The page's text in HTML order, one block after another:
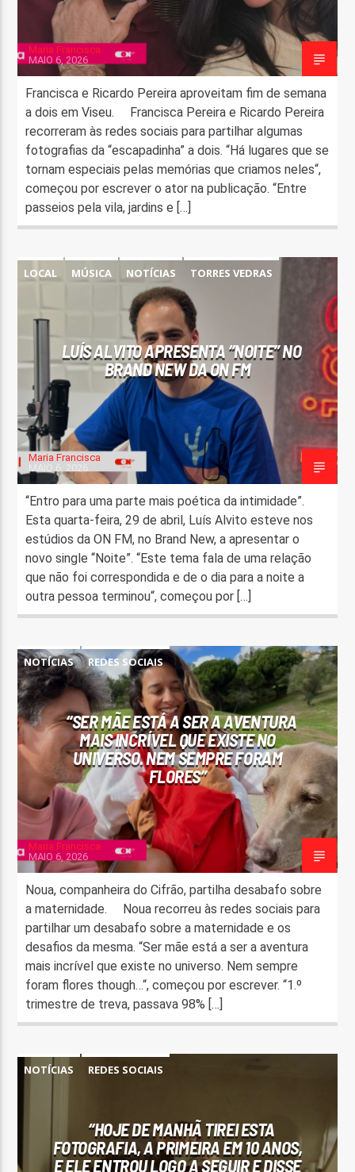
Maria Francisca
MAIO 6, 2026
Francisca e Ricardo Pereira aproveitam fim de semana
a dois em Viseu. Francisca Pereira e Ricardo Pereira
recorreram às redes sociais para partilhar algumas
fotografias da “escapadinha” a dois. “Há lugares que se
tornam especiais pelas memórias que criamos neles“,
começou por escrever o ator na publicação. “Entre
passeios pela vila, jardins e […]
LOCAL MÚSICA NOTÍCIAS TORRES VEDRAS
LUÍS ALVITO APRESENTA “NOITE” NO
BRAND NEW DA ON FM
Maria Francisca
“Entro para uma parte mais poética da intimidade”.
Esta quarta-feira, 29 de abril, Luís Alvito esteve nos
estúdios da ON FM, no Brand New, a apresentar o
novo single “Noite”. “Este tema fala de uma relação
que não foi correspondida e de o dia para a noite a
outra pessoa terminou“, começou por […]
NOTÍCIAS REDES SOCIAIS
“SER MÃE ESTÁ A SER A AVENTURA
MAIS INCRÍVEL QUE EXISTE NO
UNIVERSO. NEM SEMPRE FORAM
FLORES”
Maria Francisca
MAIO 6, 2026
Noua, companheira do Cifrão, partilha desabafo sobre
a maternidade. Noua recorreu às redes sociais para
partilhar um desabafo sobre a maternidade e os
desafios da mesma. “Ser mãe está a ser a aventura
mais incrível que existe no universo. Nem sempre
foram flores though…“, começou por escrever. “1.º
trimestre de treva, passava 98% […]
NOTÍCIAS REDES SOCIAIS
“HOJE DE MANHÃ TIREI ESTA
FOTOGRAFIA, A PRIMEIRA EM 10 ANOS,
E ELE ENTROU LOGO A SEGUIR E DISSE